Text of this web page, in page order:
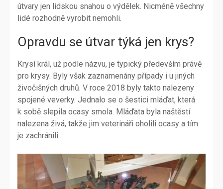
útvary jen lidskou snahou o výdělek. Nicméně všechny
lidé rozhodně vyrobit nemohli.
Opravdu se útvar týká jen krys?
Krysí král, už podle názvu, je typický především právě
pro krysy. Byly však zaznamenány případy i u jiných
živočišných druhů. V roce 2018 byly takto nalezeny
spojené veverky. Jednalo se o šestici mláďat, která
k sobě slepila ocasy smola. Mláďata byla naštěstí
nalezena živá, takže jim veterináři oholili ocasy a tím
je zachránili.